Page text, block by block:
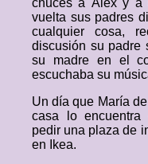
chuces a Álex y a
vuelta sus padres
cualquier cosa,
discusión su padre
su madre en el
escuchaba su
Un día que María
casa lo encuentra
pedir una plaza de
en Ikea.